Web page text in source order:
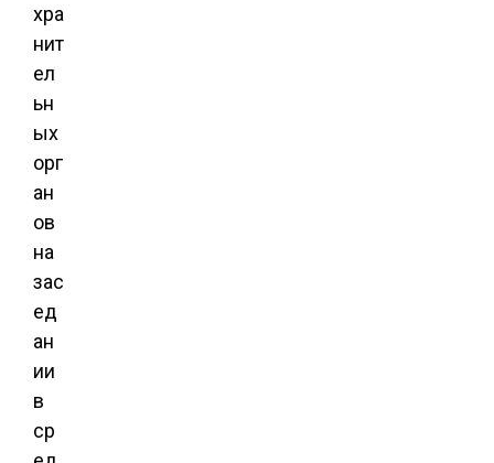
хра
нит
ел
ьн
ых
орг
ан
ов
на
зас
ед
ан
ии
в
ср